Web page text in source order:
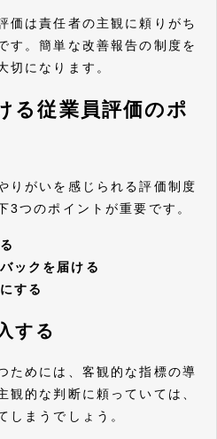
価は責任者の主観に頼りがち
す。簡単な改善報告の制度を
切になります。
る従業員評価のポ
りがいを感じられる評価制度
3つのポイントが重要です。
ックを届ける
する
する
ためには、客観的な指標の導
観的な判断に頼っていては、
しまうでしょう。